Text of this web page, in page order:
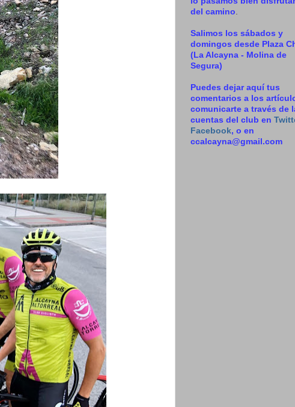
del camino
Salimos los sábados y
domingos desde Plaza
(La Alcayna - Molina de
Segura)
Puedes dejar aquí tus
comentarios a los
comunicarte a través de
cuentas del club en
Facebook, o en
ccalcayna@gmail.com